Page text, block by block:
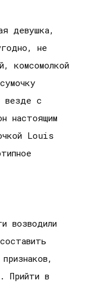
девушка,
не
комсомолкой
везде с
настоящим
Louis
возводили
Прийти в